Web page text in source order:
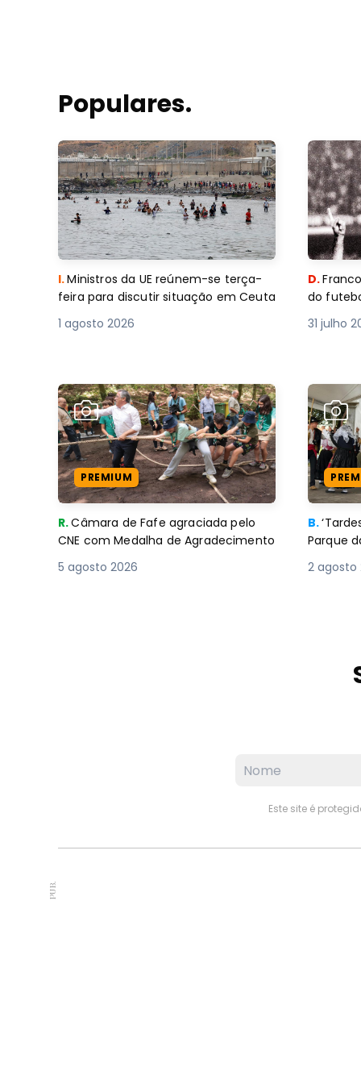
Populares.
I.Ministros da UE reúnem-se terça-
feira para discutir situação em Ceuta
1 agosto 2026
D.
do
31 julho
PREMIUM
R.Câmara de Fafe agraciada pelo
CNE com Medalha de Agradecimento
5 agosto 2026
B.
Parque
2 agosto
Este site é
PUB.